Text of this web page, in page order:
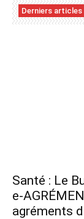
Derniers articles
Santé : Le
e-
agréments